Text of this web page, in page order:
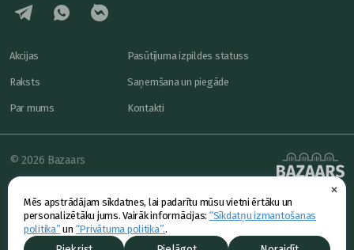
×
Mēs apstrādājam sīkdatnes, lai padarītu mūsu vietni ērtāku un
personalizētāku jums. Vairāk informācijas: “Sīkdatņu izmantošanas
politika” un “Privātuma politika”..
Akcijas
Raksts
Par mums
Pasūtījuma izpildes statuss
Saņemšana un piegāde
Kontakti
powered by
© 2026 Bazaars
Konfidencialitāte
Piedāvājums